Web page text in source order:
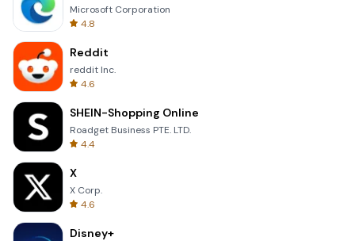
Microsoft Corporation
4.8
Reddit
reddit Inc.
4.6
SHEIN-Shopping Online
Roadget Business PTE. LTD.
4.4
X
X Corp.
4.6
Disney+